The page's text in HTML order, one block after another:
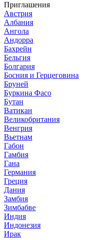
Приглашения
Австрия
Албания
Ангола
Андорра
Бахрейн
Бельгия
Болгария
Босния и Герцеговина
Бруней
Буркина Фасо
Бутан
Ватикан
Великобритания
Венгрия
Вьетнам
Габон
Гамбия
Гана
Германия
Греция
Дания
Замбия
Зимбабве
Индия
Индонезия
Ирак